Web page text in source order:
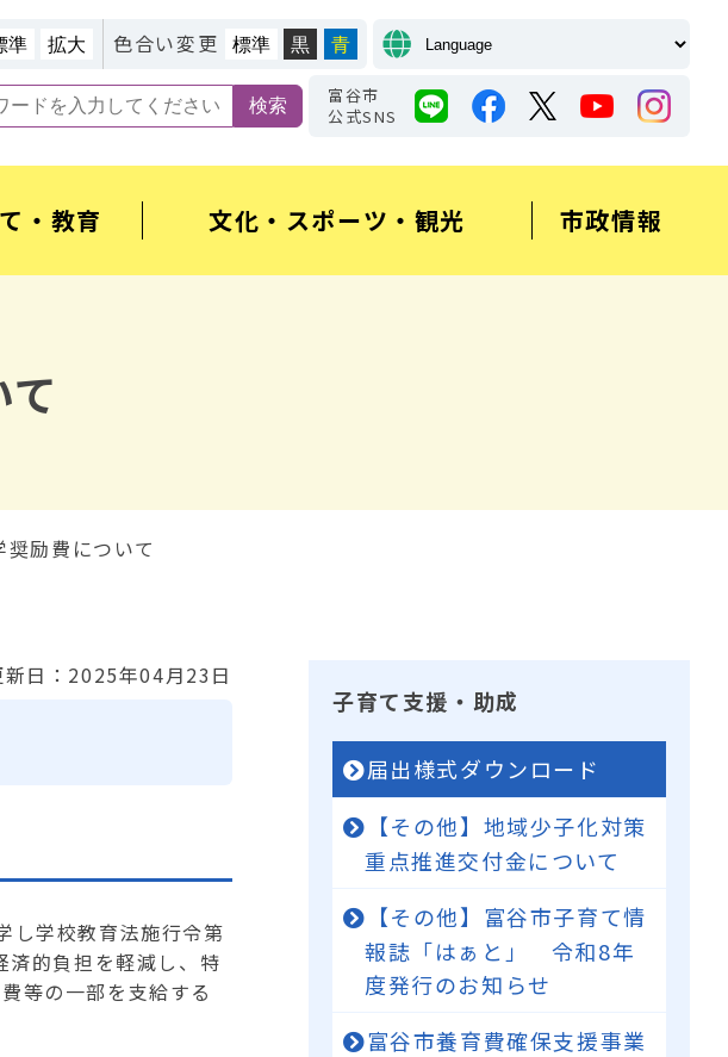
準 拡大 色合い変更 標準 黒 青
富谷市
公式SNS
・教育 文化・スポーツ・観光 市政情報
奨励費について
新日：2025年04月23日
し学校教育法施行令第
的負担を軽減し、特
等の一部を支給する
子育て支援・助成
届出様式ダウンロード
【その他】地域少子化対策
重点推進交付金について
【その他】富谷市子育て情
報誌「はぁと」 令和8年
度発行のお知らせ
富谷市養育費確保支援事業